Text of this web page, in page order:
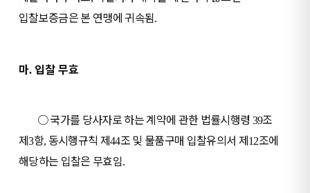
입찰보증금은 본 연맹에 귀속됨.
마. 입찰 무효
○국가를 당사자로 하는 계약에 관한 법률시행령 39조
제3항, 동시행규칙 제44조 및 물품구매 입찰유의서 제12조에
해당하는 입찰은 무효임.